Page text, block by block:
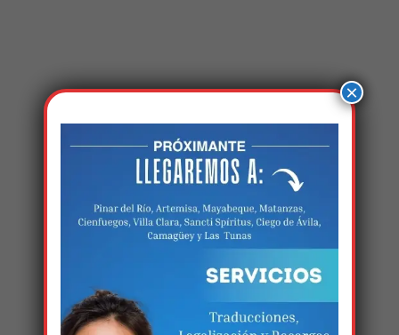
×
Estamos trabalhando
nisso!
Em breve, esta página estará
disponível com novidades